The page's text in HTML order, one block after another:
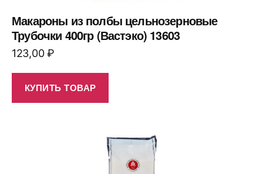
Макароны из полбы цельнозерновые
Трубочки 400гр (Вастэко) 13603
123,00₽
КУПИТЬ ТОВАР